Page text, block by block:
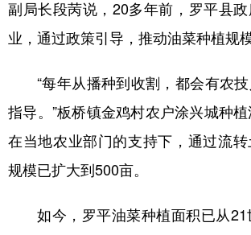
副局长段苪说，20多年前，罗平县
业，通过政策引导，推动油菜种植规
“每年从播种到收割，都会有农
指导。”板桥镇金鸡村农户涂兴城种植
在当地农业部门的支持下，通过流
规模已扩大到500亩。
如今，罗平油菜种植面积已从